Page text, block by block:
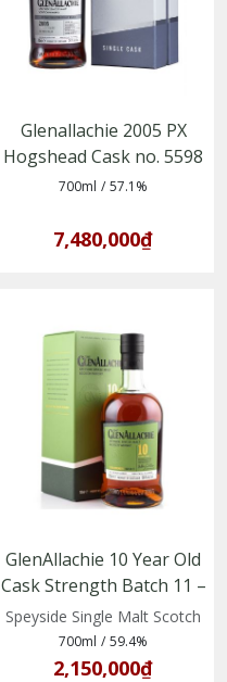
Glenallachie 2005 PX
Hogshead Cask no. 5598
700ml / 57.1%
7,480,000₫
GlenAllachie 10 Year Old
Cask Strength Batch 11 –
Single Malt Scotch
Whisky vùng Speyside
Speyside Single Malt Scotch
700ml / 59.4%
2,150,000₫